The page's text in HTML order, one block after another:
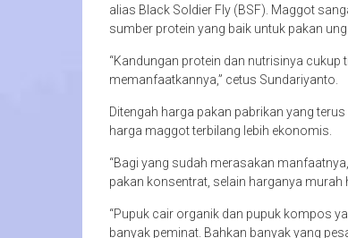
alias Black Soldier Fly (BSF). Maggot
sumber protein yang baik untuk pakan
“Kandungan protein dan nutrisinya
memanfaatkannya,” cetus Sundariyanto.
Ditengah harga pakan pabrikan yang
harga maggot terbilang lebih ekonomis.
“Bagi yang sudah merasakan
pakan konsentrat, selain harganya
“Pupuk cair organik dan pupuk kompos
banyak peminat. Bahkan banyak yang